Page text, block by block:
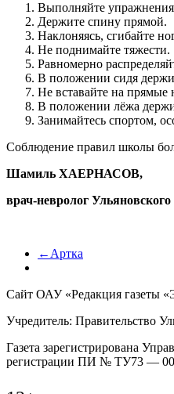
Выполняйте
Держите спину прямой.
Наклоняясь, сгибайте
Не поднимайте тяжести.
Равномерно
В положении сидя
Не вставайте на прямые
В положении лёжа
Занимайтесь спортом,
Соблюдение правил школы
Шамиль ХАЕРНАСОВ,
врач-невролог У
←Артка
Сайт ОАУ «Редакция газеты
Учредитель: Правительство
Газета зарегистрирована
регистрации ПИ № ТУ73 —